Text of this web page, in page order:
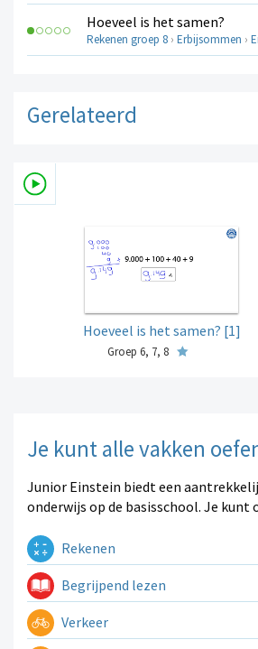
Hoeveel is het samen?
Rekenen groep 8 › Erbijsommen ›
Gerelateerd
Hoeveel is het samen? [1]
Groep 6, 7, 8
Je kunt alle vakken
Junior Einstein biedt een
onderwijs op de basisschool. Je kunt
Rekenen
Begrijpend lezen
Verkeer